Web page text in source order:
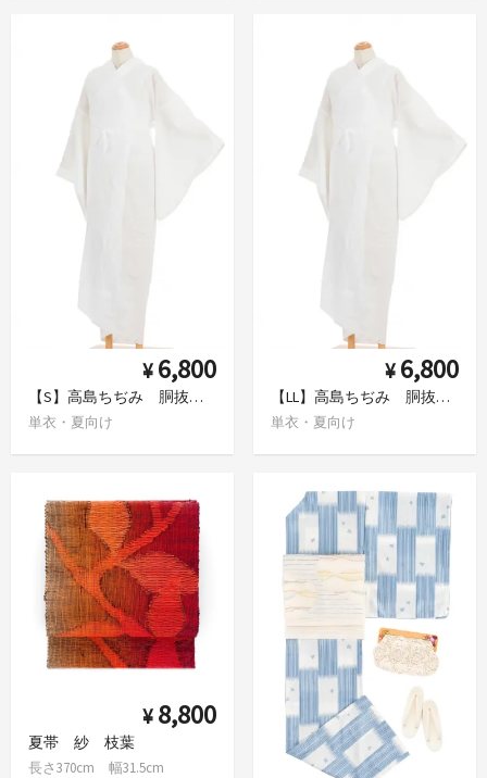
¥ 6,800
【S】高島ちぢみ 胴抜き長襦袢 日本製
単衣・夏向け
¥ 6,800
【LL】高島ちぢみ 胴抜き長襦袢 日本製
単衣・夏向け
¥ 8,800
夏帯 紗 枝葉
長さ370cm 幅31.5cm